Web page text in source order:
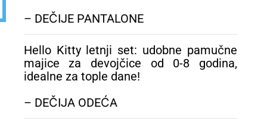
– DEČIJE PANTALONE
Hello Kitty letnji set: udobne pamučne
majice za devojčice od 0-8 godina,
idealne za tople dane!
– DEČIJA ODEĆA